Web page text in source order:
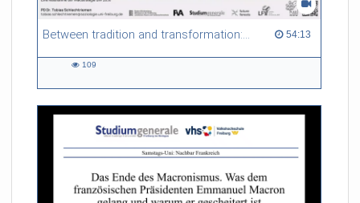
Between tradition and transformation: how owners, advisers and institutions co-create knowledge for resilient forests in Europe 54:13
54:13 duration
109